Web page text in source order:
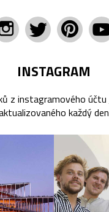
INSTAGRAM
z instagramového účtu
každý den